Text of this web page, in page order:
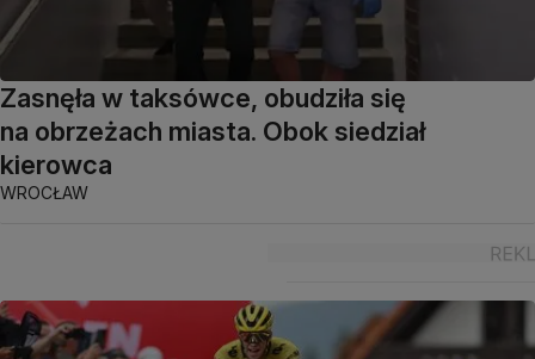
Zasnęła w taksówce, obudziła się
na obrzeżach miasta. Obok siedział
kierowca
WROCŁAW